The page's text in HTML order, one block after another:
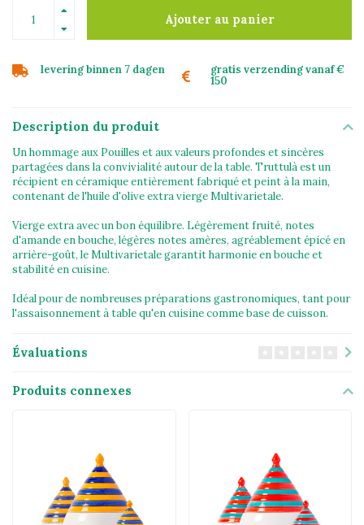
Ajouter au panier
levering binnen 7 dagen
gratis verzending vanaf €
150
Description du produit
Un hommage aux Pouilles et aux valeurs profondes et sincères
partagées dans la convivialité autour de la table. Truttulà est un
récipient en céramique entièrement fabriqué et peint à la main,
contenant de l'huile d'olive extra vierge Multivarietale.
Vierge extra avec un bon équilibre. Légèrement fruité, notes
d'amande en bouche, légères notes amères, agréablement épicé en
arrière-goût, le Multivarietale garantit harmonie en bouche et
stabilité en cuisine.
Idéal pour de nombreuses préparations gastronomiques, tant pour
l'assaisonnement à table qu'en cuisine comme base de cuisson.
Évaluations
Produits connexes